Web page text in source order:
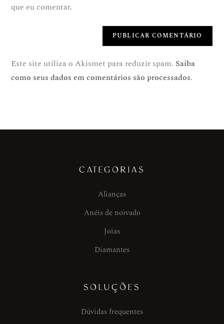
que eu comentar.
Este site utiliza o Akismet para reduzir spam. Saiba
como seus dados em comentários são processados.
CATEGORIAS
Alianças
Anéis de noivado
Joias
Diamantes
SOLUÇÕES
Dúvidas frequentes